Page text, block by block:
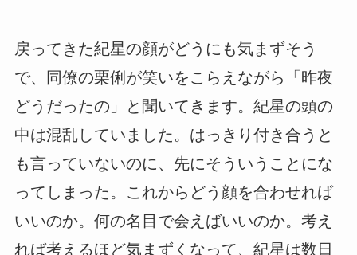
戻ってきた紀星の顔がどうにも気まずそう
で、同僚の栗俐が笑いをこらえながら「昨夜
どうだったの」と聞いてきます。紀星の頭の
中は混乱していました。はっきり付き合うと
も言っていないのに、先にそういうことにな
ってしまった。これからどう顔を合わせれば
いいのか。何の名目で会えばいいのか。考え
れば考えるほど気まずくなって、紀星は数日